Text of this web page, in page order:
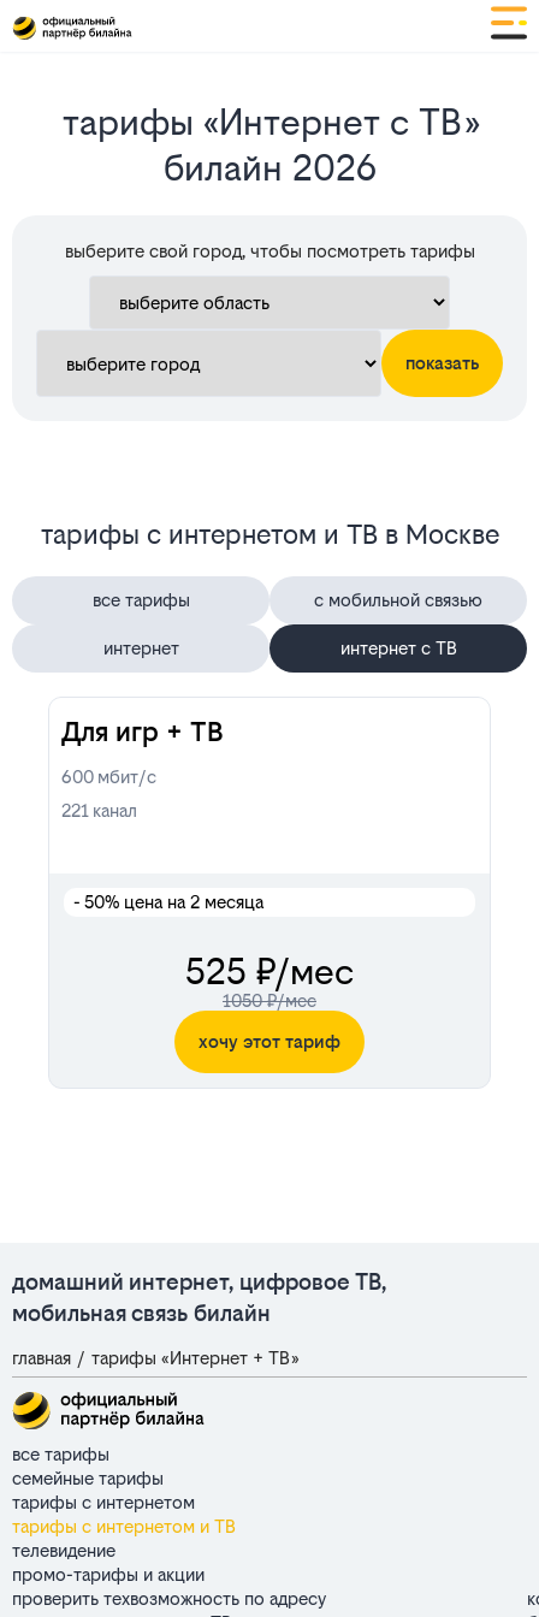
тарифы «Интернет с ТВ»
билайн 2026
тарифы
«Интернет
ТВ»
билайн
2025
выберите свой город, чтобы посмотреть тарифы
показать
тарифы с интернетом и ТВ в Москве
все тарифы с мобильной связью
интернет интернет с ТВ
Для игр + ТВ
600 мбит/с
221 канал
- 50% цена на 2 месяца
525 ₽/мес
1050 ₽/мес
хочу этот тариф
домашний интернет, цифровое ТВ,
мобильная связь билайн
главная / тарифы «Интернет + ТВ»
все тарифы
семейные тарифы
тарифы с интернетом
тарифы с интернетом и ТВ
телевидение
промо-тарифы и акции
проверить техвозможность по адресу